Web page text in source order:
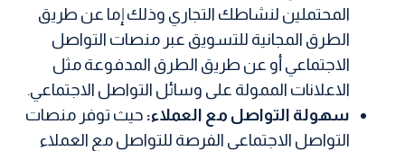
المحتملين لنشاطك التجاري وذلك إما عن طريق
الطرق المجانية للتسويق عبر منصات التواصل
الاجتماعي أو عن طريق الطرق المدفوعة مثل
الاعلانات الممولة على وسائل التواصل الاجتماعي.
سهولة التواصل مع العملاء: حيث توفر منصات
التواصل الاجتماعي الفرصة للتواصل مع العملاء